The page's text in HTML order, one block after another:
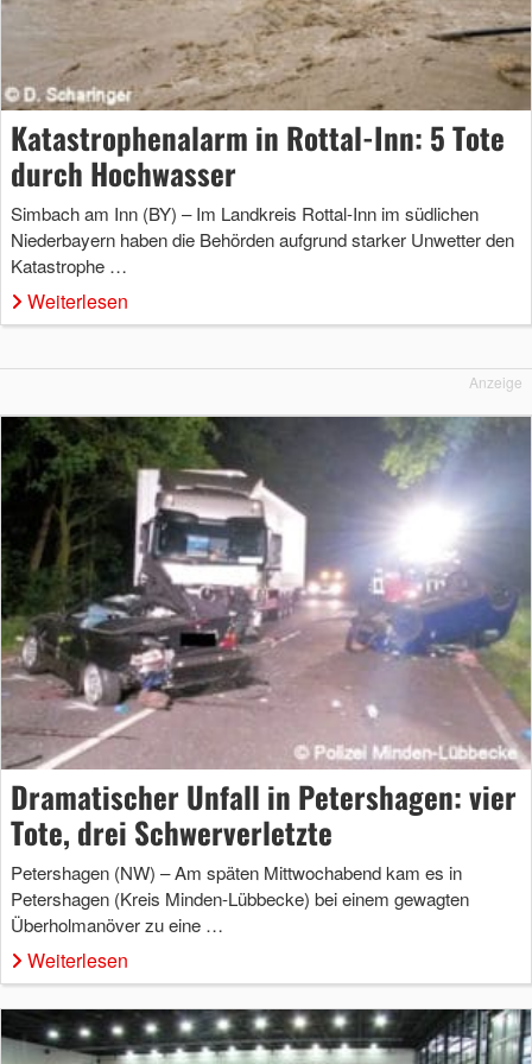
Katastrophenalarm in Rottal-Inn: 5 Tote
durch Hochwasser
Simbach am Inn (BY) – Im Landkreis Rottal-Inn im südlichen
Niederbayern haben die Behörden aufgrund starker Unwetter den
Katastrophe …
Weiterlesen
Anzeige
Dramatischer Unfall in Petershagen: vier
Tote, drei Schwerverletzte
Petershagen (NW) – Am späten Mittwochabend kam es in
Petershagen (Kreis Minden-Lübbecke) bei einem gewagten
Überholmanöver zu eine …
Weiterlesen